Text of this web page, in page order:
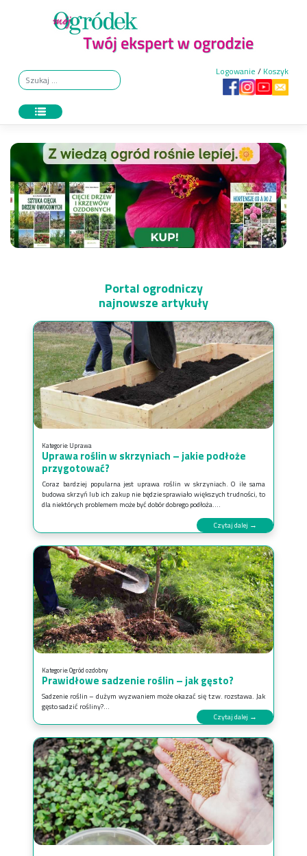
Logowanie / Koszyk
Portal ogrodniczy
najnowsze artykuły
Kategorie: Uprawa
Uprawa roślin w skrzyniach – jakie podłoże
przygotować?
Coraz bardziej popularna jest uprawa roślin w skrzyniach. O ile sama
budowa skrzyń lub ich zakup nie będzie sprawiało większych trudności, to
dla niektórych problemem może być dobór dobrego podłoża....
Czytaj dalej →
Kategorie:Ogród ozdobny
Prawidłowe sadzenie roślin – jak gęsto?
Sadzenie roślin – dużym wyzwaniem może okazać się tzw. rozstawa. Jak
gęsto sadzić rośliny?...
Czytaj dalej →